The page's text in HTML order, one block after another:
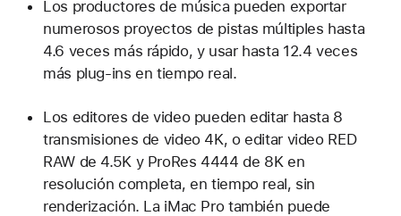
Los productores de música pueden exportar
numerosos proyectos de pistas múltiples hasta
4.6 veces más rápido, y usar hasta 12.4 veces
más plug-ins en tiempo real.
Los editores de video pueden editar hasta 8
transmisiones de video 4K, o editar video RED
RAW de 4.5K y ProRes 4444 de 8K en
resolución completa, en tiempo real, sin
renderización. La iMac Pro también puede